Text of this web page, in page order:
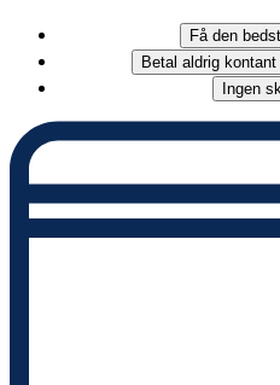
Få den
Betal aldrig
Ingen